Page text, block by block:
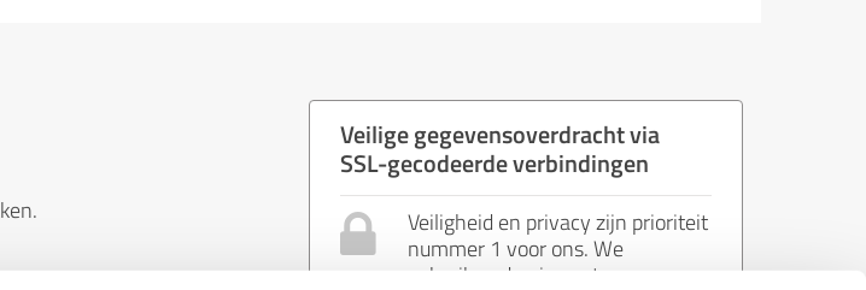
Veilige gegevensoverdracht via
SSL-gecodeerde verbindingen
Veiligheid en privacy zijn prioriteit
nummer 1 voor ons. We
gebruiken de nieuwste